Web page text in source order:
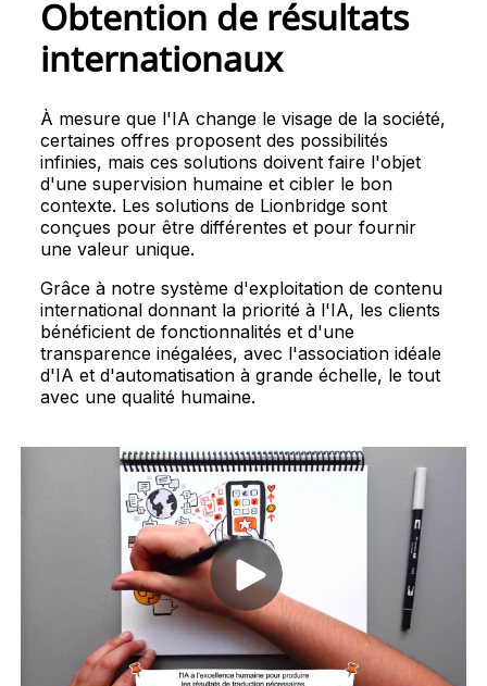
Obtention de résultats
internationaux
À mesure que l'IA change le visage de la société,
certaines offres proposent des possibilités
infinies, mais ces solutions doivent faire l'objet
d'une supervision humaine et cibler le bon
contexte. Les solutions de Lionbridge sont
conçues pour être différentes et pour fournir
une valeur unique.
Grâce à notre système d'exploitation de contenu
international donnant la priorité à l'IA, les clients
bénéficient de fonctionnalités et d'une
transparence inégalées, avec l'association idéale
d'IA et d'automatisation à grande échelle, le tout
avec une qualité humaine.